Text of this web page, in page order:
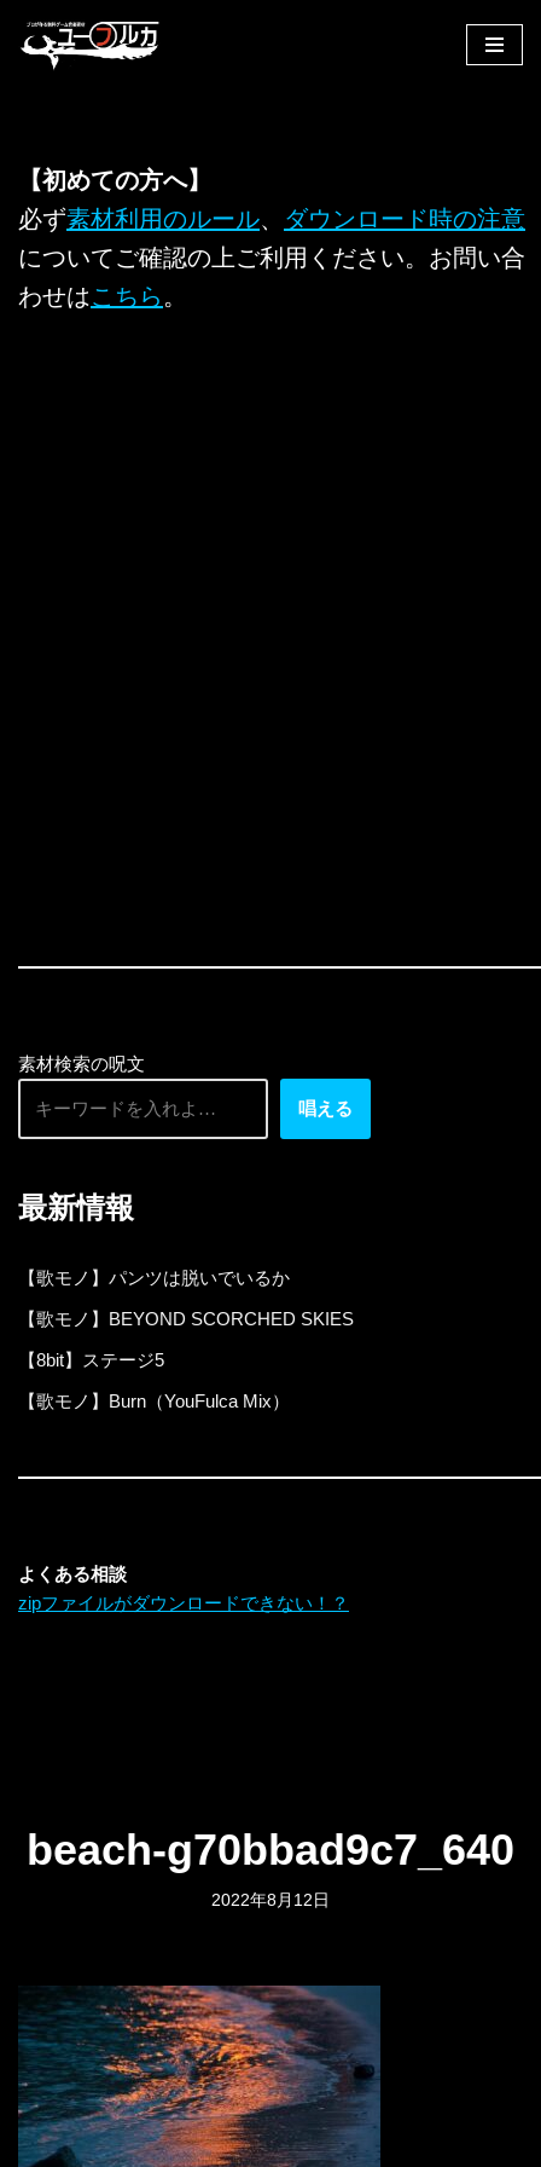
へ
キ
ッ
【初めての方へ】
必ず素材利用のルール、 ダウンロード時の注意
についてご確認の上ご利用ください。お問い合
わせはこちら 。
素材検索の呪文
唱える
最新情報
【歌モノ】パンツは脱いでいるか
【歌モノ】BEYOND SCORCHED SKIES
【8bit】ステージ5
【歌モノ】Burn（YouFulca Mix）
よくある相談
zipファイルがダウンロードできない！？
beach-g70bbad9c7_640
2022年8月12日